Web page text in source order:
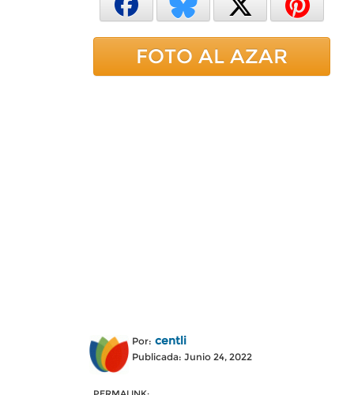
FOTO AL AZAR
Por: centli
Publicada: Junio 24, 2022